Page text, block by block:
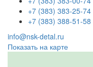
+7 (383) 383-25-74
+7 (383) 388-51-58
info@nsk-detal.ru
Показать на карте